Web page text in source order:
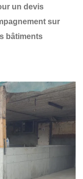
un devis
sur
bâtiments